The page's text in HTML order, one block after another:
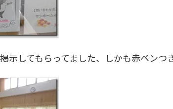
示してもらってました、しかも赤ペンつ